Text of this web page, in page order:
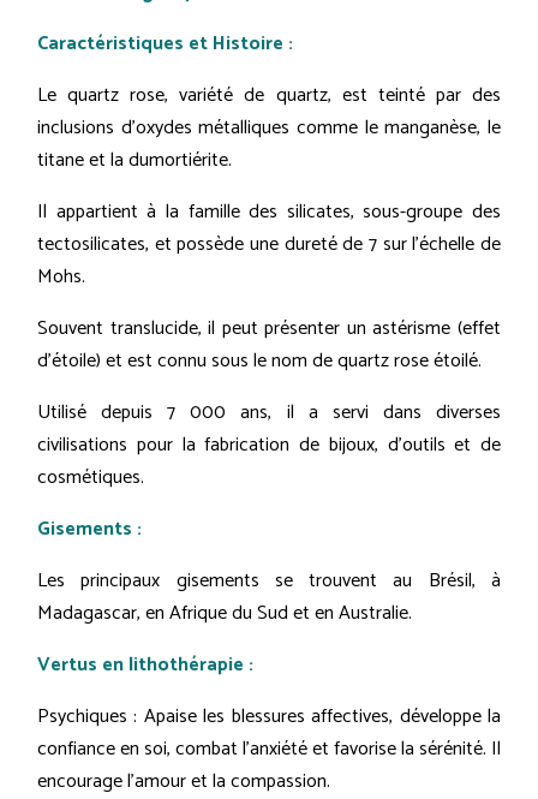
Caractéristiques et Histoire :
Le quartz rose, variété de quartz, est teinté par des
inclusions d'oxydes métalliques comme le manganèse, le
titane et la dumortiérite.
Il appartient à la famille des silicates, sous-groupe des
tectosilicates, et possède une dureté de 7 sur l'échelle de
Mohs.
Souvent translucide, il peut présenter un astérisme (effet
d'étoile) et est connu sous le nom de quartz rose étoilé.
Utilisé depuis 7 000 ans, il a servi dans diverses
civilisations pour la fabrication de bijoux, d'outils et de
cosmétiques.
Gisements :
Les principaux gisements se trouvent au Brésil, à
Madagascar, en Afrique du Sud et en Australie.
Vertus en lithothérapie :
Psychiques : Apaise les blessures affectives, développe la
confiance en soi, combat l'anxiété et favorise la sérénité. Il
encourage l'amour et la compassion.